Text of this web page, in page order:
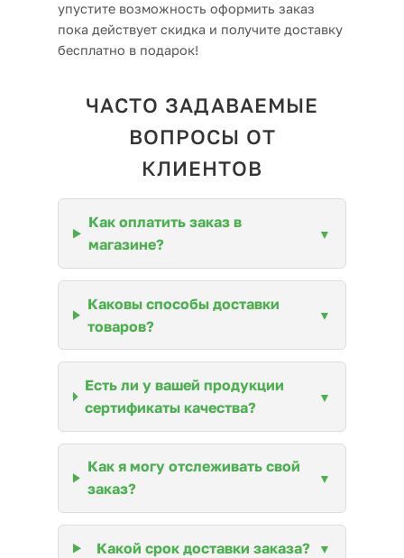
упустите возможность оформить заказ
пока действует скидка и получите доставку
бесплатно в подарок!
ЧАСТО ЗАДАВАЕМЫЕ
ВОПРОСЫ ОТ
КЛИЕНТОВ
Как оплатить заказ в
магазине?
Каковы способы доставки
товаров?
Есть ли у вашей продукции
сертификаты качества?
Как я могу отслеживать свой
заказ?
Какой срок доставки заказа?